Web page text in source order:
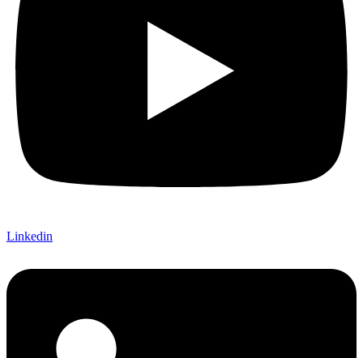
Linkedin